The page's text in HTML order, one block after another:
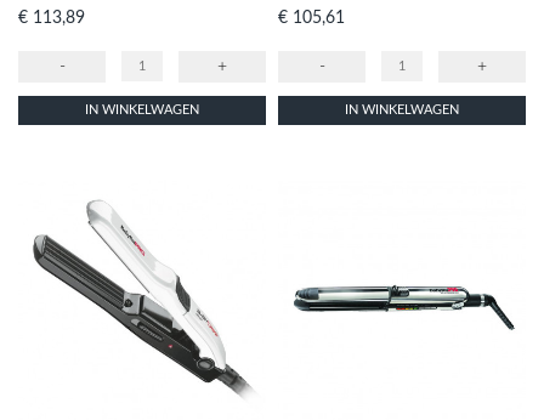
Prijs
€ 113,89
- +
IN WINKELWAGEN
Prijs
€ 105,61
- +
IN WINKELWAGEN